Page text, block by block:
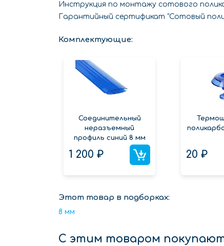
Инструкция по монтажу сотового
Гарантийный сертификат "Сотовый
Комплектующие:
Соединительный
неразъемный
профиль синий 8 мм
1 200 ₽ 20 ₽
Этот товар в подборках:
8 мм
С этим товаром